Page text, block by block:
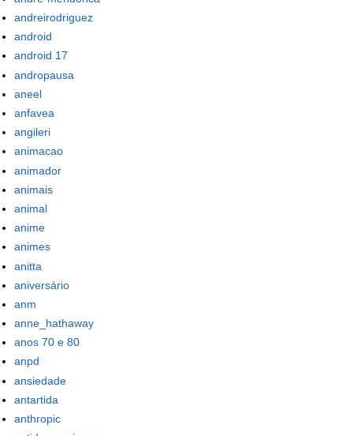
andreirodriguez
android
android 17
andropausa
aneel
anfavea
angileri
animacao
animador
animais
animal
anime
animes
anitta
aniversário
anm
anne_hathaway
anos 70 e 80
anpd
ansiedade
antartida
anthropic